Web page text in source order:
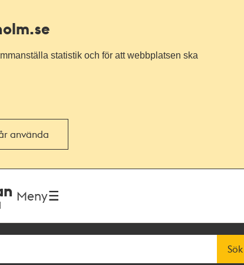
statistik och för att webbplatsen ska
använda
Meny
Sök